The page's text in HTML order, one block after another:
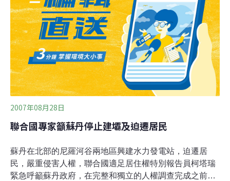
已故的名字、尚存的院民，用著不同的心情與姿態，撰寫
樂生的歷史，讓一個長年隱默的空間，成為一個散發人間
光輝的處所。而我們，在這裡，找尋自我的人生意義。樂
生至今，不會是個冷門議題，如果官門好修行的群吏，算
計著時光總會磨盡士氣，到時輕鬆動手高枕無憂，那麼這
個算盤可是大大錯誤。樂生像磁場，以前是關著的人跑不
出去，現在是進入的人不想出去，愛樂生已經有一個基本
2007年08月28日
聯合國專家籲蘇丹停止建壩及迫遷居民
蘇丹在北部的尼羅河谷兩地區興建水力發電站，迫遷居
民，嚴重侵害人權，聯合國適足居住權特別報告員柯塔瑞
緊急呼籲蘇丹政府，在完整和獨立的人權調查完成之前暫